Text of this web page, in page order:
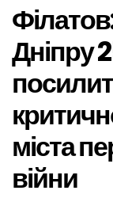
Дніпру
міста
війни